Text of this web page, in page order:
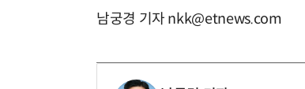
남궁경 기자 nkk@etnews.com